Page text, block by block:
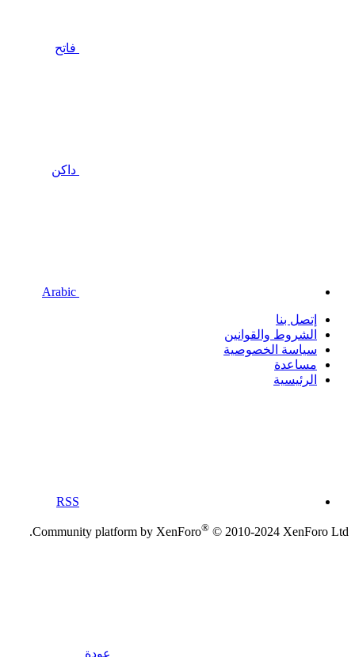
فاتح
داكن
إتصل بنا
الشروط والقوانين
سياسة الخصوصية
مساعدة
الرئيسية
RSS
Community platform by XenForo® © 2010-2024 XenForo Ltd.
عودة